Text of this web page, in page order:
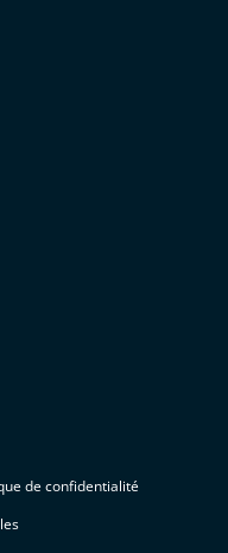
de confidentialité